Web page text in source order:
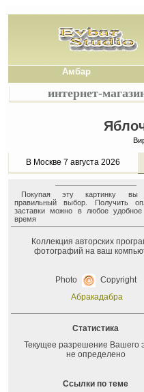
Амбар
интернет-
В Москве 7 августа 2026
Покупая эту картинку вы
правильный выбор. Получить
заставки можно в любое
время
Коллекция авторских
фотографий на ваш
Photo
Copyright
Абракадабра
Статистика
Текущее разрешение Вашего
не определено
Ссылки по теме